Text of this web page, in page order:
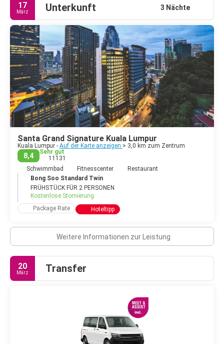
17
März Unterkunft 3 Nächte
Santa Grand Signature Kuala Lumpur
Kuala Lumpur - Auf der Karte anzeigen > 3,0 km zum Zentrum
8,4
Sehr gut
11131
Schwimmbad
Fitnesscenter
Restaurant
Bong Soo Standard Twin
FRÜHSTÜCK FÜR 2 PERSONEN
Kostenlose Stornierung
Package Rate
Hoteltipp
Weitere Informationen zur Leistung
20
März Transfer